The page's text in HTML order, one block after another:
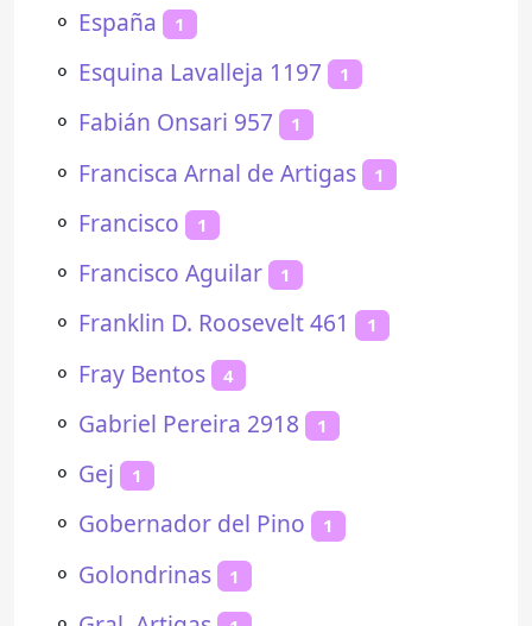
⚬ España 1
⚬ Esquina Lavalleja 1197 1
⚬ Fabián Onsari 957 1
⚬ Francisca Arnal de Artigas 1
⚬ Francisco 1
⚬ Francisco Aguilar 1
⚬ Franklin D. Roosevelt 461 1
⚬ Fray Bentos 4
⚬ Gabriel Pereira 2918 1
⚬ Gej 1
⚬ Gobernador del Pino 1
⚬ Golondrinas 1